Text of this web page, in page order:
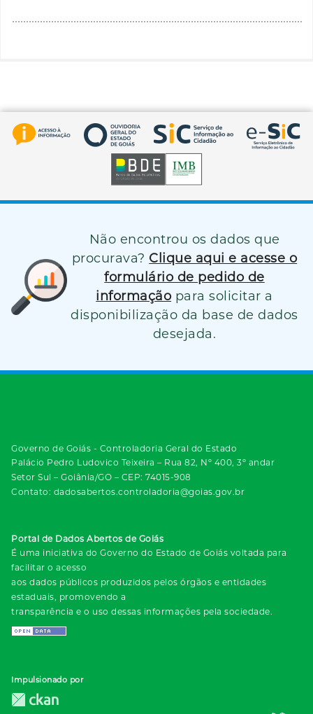
Não encontrou os dados que
procurava? Clique aqui e acesse o
formulário de pedido de
informação para solicitar a
disponibilização da base de dados
desejada.
Governo de Goiás - Controladoria Geral do Estado
Palácio Pedro Ludovico Teixeira – Rua 82, Nº 400, 3º andar
Setor Sul – Goiânia/GO – CEP: 74015-908
Contato: dadosabertos.controladoria@goias.gov.br
Portal de Dados Abertos de Goiás
É uma iniciativa do Governo do Estado de Goiás voltada para
facilitar o acesso
aos dados públicos produzidos pelos órgãos e entidades
estaduais, promovendo a
transparência e o uso dessas informações pela sociedade.
Impulsionado por